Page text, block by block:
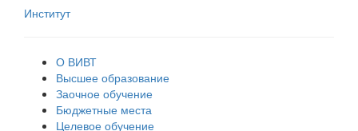
Институт
О ВИВТ
Высшее образование
Заочное обучение
Бюджетные места
Целевое обучение